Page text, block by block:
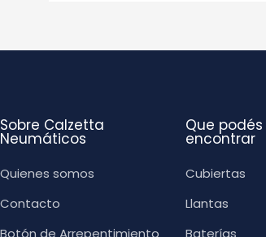
Sobre Calzetta
Neumáticos
Quienes somos
Contacto
Botón de Arrepentimiento
Que podés
encontrar
Cubiertas
Llantas
Baterías